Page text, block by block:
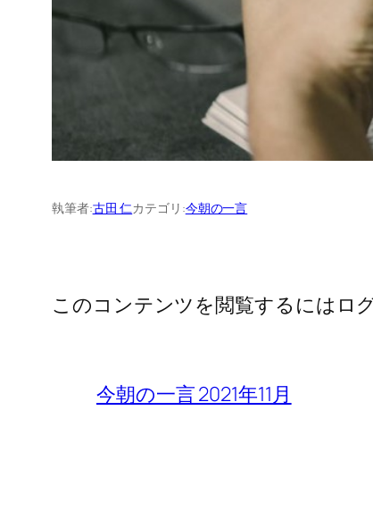
執筆者:古田 仁カテゴリ:今朝の一言
このコンテンツを閲覧するにはロ
今朝の一言 2021年11月